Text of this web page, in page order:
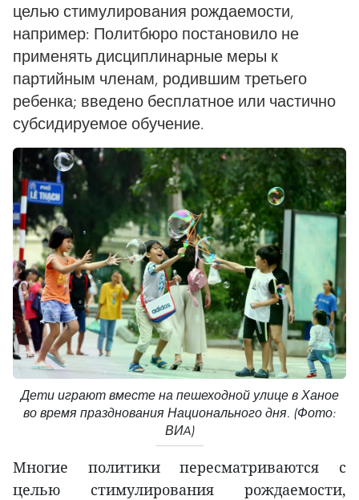
целью стимулирования рождаемости,
например: Политбюро постановило не
применять дисциплинарные меры к
партийным членам, родившим третьего
ребенка; введено бесплатное или частично
субсидируемое обучение.
Дети играют вместе на пешеходной улице в Ханое
во время празднования Национального дня. (Фото:
ВИA)
Многие политики пересматриваются с
целью стимулирования рождаемости,